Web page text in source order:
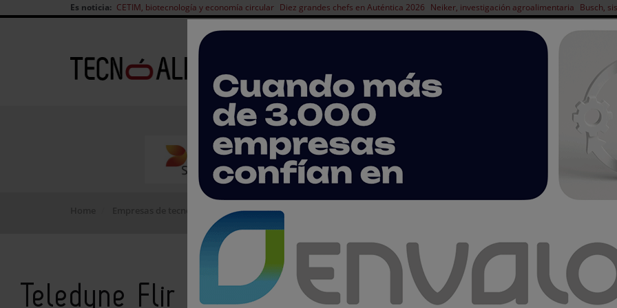
Es noticia: CETIM, biotecnología y economía circular Diez grandes chefs en Auténtica 2026 Neiker, investigación agroalimentaria Busch,
NOTICIAS ARTÍCULOS
Empresas de tecnología de alimentos
Teledyne Flir